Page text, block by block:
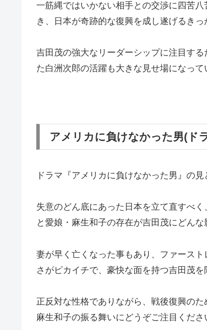
一筋縄ではいかない相手との交渉に四苦
き、日本が奇跡的な復興を成し遂げるき
吉田茂の強大なリーダーシップに注目す
た白洲次郎の活躍も大きな見せ場になって
アメリカに負けなかった男(ド
ドラマ『アメリカに負けなかった男』の
失意のどん底にあった日本を立て直すべ
と愛娘・麻生和子の存在が吉田茂にどん
妻が早く亡くなった事もあり、ファース
さがピカイチで、豪快な面を持つ吉田茂を
正反対な性格でありながら、戦後復興の
麻生和子の振る舞いにどうぞご注目くださ